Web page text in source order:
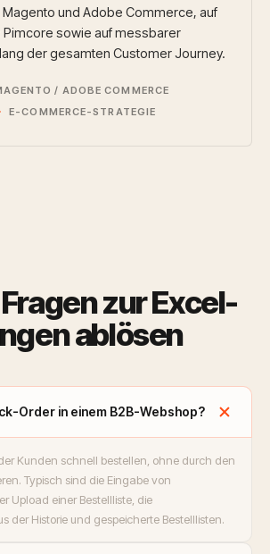
und Adobe Commerce, auf
Pimcore sowie auf messbarer
der gesamten Customer Journey.
/ ADOBE COMMERCE
E-COMMERCE-STRATEGIE
zur Excel-
ablösen
Order in einem B2B-Webshop? add
Kunden schnell bestellen, ohne durch den
Typisch sind die Eingabe von
Upload einer Bestellliste, die
der Historie und gespeicherte Bestelllisten.